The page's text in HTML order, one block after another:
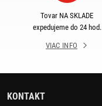
Tovar NA SKLADE
expedujeme do 24 hod.
VIAC INFO
KONTAKT